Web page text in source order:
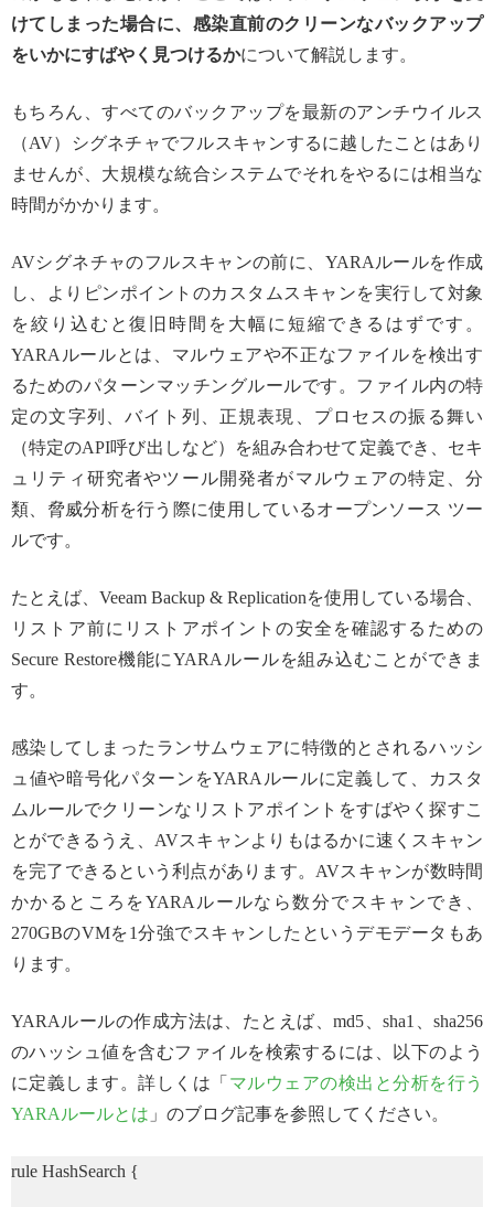
けてしまった場合に、感染直前のクリーンなバックアップ
をいかにすばやく見つけるかについて解説します。
もちろん、すべてのバックアップを最新のアンチウイルス
（AV）シグネチャでフルスキャンするに越したことはあり
ませんが、大規模な統合システムでそれをやるには相当な
時間がかかります。
AVシグネチャのフルスキャンの前に、YARAルールを作成
し、よりピンポイントのカスタムスキャンを実行して対象
を絞り込むと復旧時間を大幅に短縮できるはずです。
YARAルールとは、マルウェアや不正なファイルを検出す
るためのパターンマッチングルールです。ファイル内の特
定の文字列、バイト列、正規表現、プロセスの振る舞い
（特定のAPI呼び出しなど）を組み合わせて定義でき、セキ
ュリティ研究者やツール開発者がマルウェアの特定、分
類、脅威分析を行う際に使用しているオープンソース ツー
ルです。
たとえば、Veeam Backup & Replicationを使用している場合、
リストア前にリストアポイントの安全を確認するための
Secure Restore機能にYARAルールを組み込むことができま
す。
感染してしまったランサムウェアに特徴的とされるハッシ
ュ値や暗号化パターンをYARAルールに定義して、カスタ
ムルールでクリーンなリストアポイントをすばやく探すこ
とができるうえ、AVスキャンよりもはるかに速くスキャン
を完了できるという利点があります。AVスキャンが数時間
かかるところをYARAルールなら数分でスキャンでき、
270GBのVMを1分強でスキャンしたというデモデータもあ
ります。
YARAルールの作成方法は、たとえば、md5、sha1、sha256
のハッシュ値を含むファイルを検索するには、以下のよう
に定義します。詳しくは「 マルウェアの検出と分析を行う
YARAルールとは 」のブログ記事を参照してください。
rule HashSearch {